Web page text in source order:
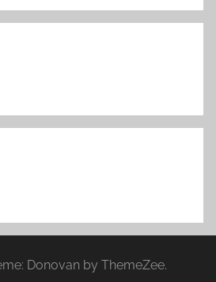
Donovan by ThemeZee.